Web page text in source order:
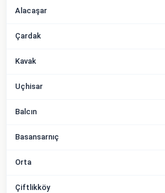
Alacaşar
Çardak
Kavak
Uçhisar
Balcın
Basansarnıç
Orta
Çiftlikköy